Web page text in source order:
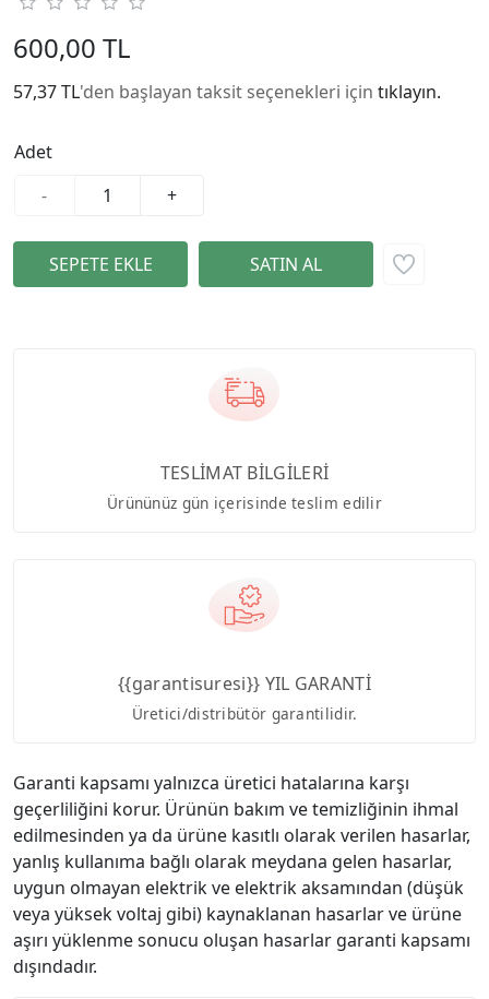
600,00 TL
57,37 TL'den başlayan taksit seçenekleri için tıklayın.
Adet
-
+
TESLİMAT BİLGİLERİ
Ürününüz gün içerisinde teslim edilir
{{garantisuresi}} YIL GARANTİ
Üretici/distribütör garantilidir.
Garanti kapsamı yalnızca üretici hatalarına karşı
geçerliliğini korur. Ürünün bakım ve temizliğinin ihmal
edilmesinden ya da ürüne kasıtlı olarak verilen hasarlar,
yanlış kullanıma bağlı olarak meydana gelen hasarlar,
uygun olmayan elektrik ve elektrik aksamından (düşük
veya yüksek voltaj gibi) kaynaklanan hasarlar ve ürüne
aşırı yüklenme sonucu oluşan hasarlar garanti kapsamı
dışındadır.